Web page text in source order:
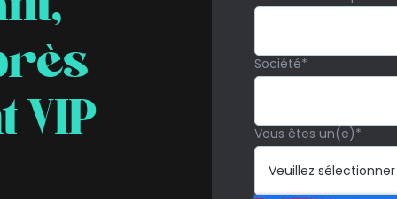
VIP
Société*
Vous êtes un(e)*